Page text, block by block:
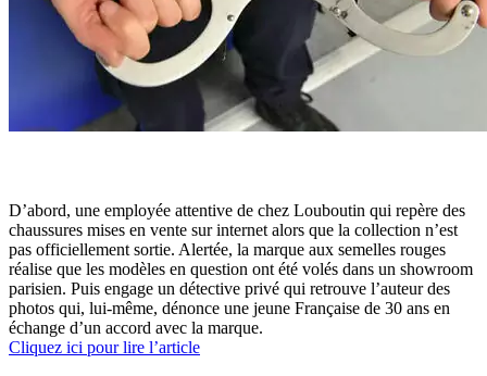
D’abord, une employée attentive de chez Louboutin qui repère des
chaussures mises en vente sur internet alors que la collection n’est
pas officiellement sortie. Alertée, la marque aux semelles rouges
réalise que les modèles en question ont été volés dans un showroom
parisien. Puis engage un détective privé qui retrouve l’auteur des
photos qui, lui-même, dénonce une jeune Française de 30 ans en
échange d’un accord avec la marque.
Cliquez ici pour lire l’article